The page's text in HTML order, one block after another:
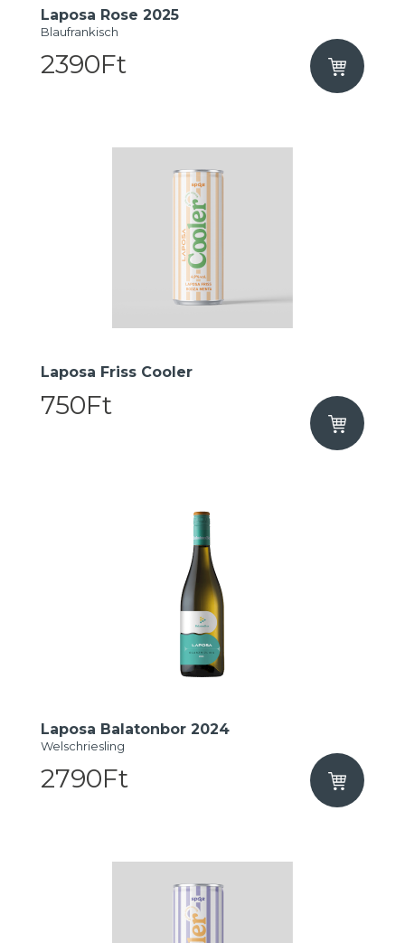
Laposa Rose 2025
Blaufrankisch
2390Ft
Laposa Friss Cooler
750Ft
Laposa Balatonbor 2024
Welschriesling
2790Ft